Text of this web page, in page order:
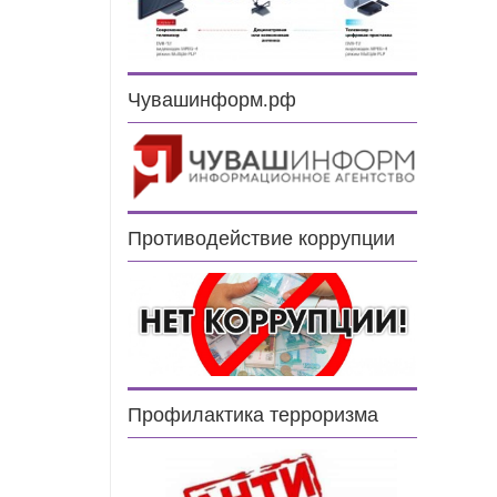
Чувашинформ.рф
Противодействие коррупции
Профилактика терроризма